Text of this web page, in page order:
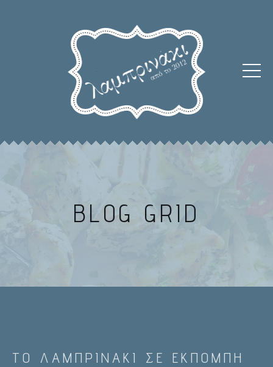
BLOG GRID
ΤΟ ΛΑΜΠΡΙΝΑΚΙ ΣΕ ΕΚΠΟΜΠΗ